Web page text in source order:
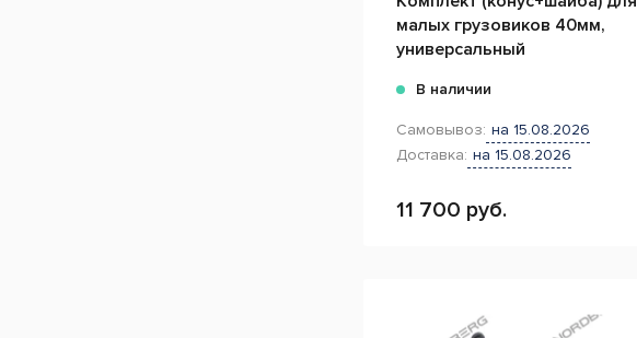
малых грузовиков 40мм,
универсальный
В наличии
Самовывоз: на 15.08.2026
Доставка: на 15.08.2026
11 700 руб.